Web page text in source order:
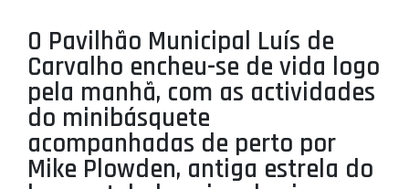
AGENTES
AGENDA
SELEÇÕES
MINIBASQUETE
ÁREA TÉCNICA
O Pavilhão Municipal Luís de
Carvalho encheu-se de vida logo
pela manhã, com as actividades
do minibásquete
acompanhadas de perto por
Mike Plowden, antiga estrela do